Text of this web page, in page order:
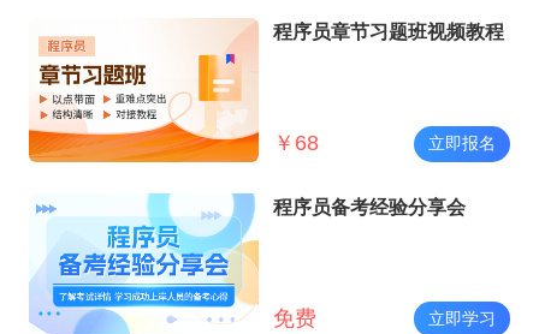
程序员章节习题班视频教程
￥ 68 立即报名
程序员备考经验分享会
免费 立即学习